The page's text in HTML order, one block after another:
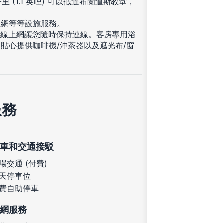
等等設施服務。
上網讓您隨時保持連線。客房專用浴
心提供咖啡機/沖茶器以及遮光布/窗
和交通接駁
交通 (付費)
停車位
自助停車
服務